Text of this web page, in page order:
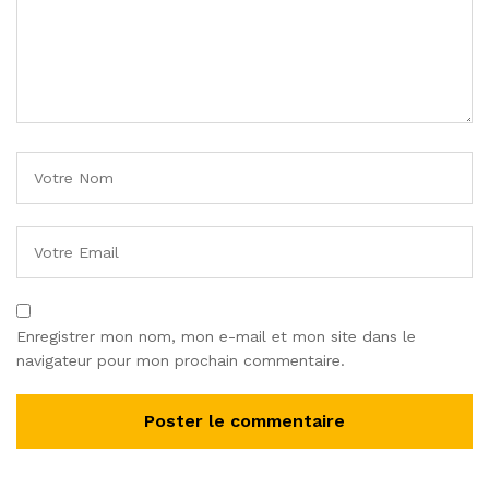
Enregistrer mon nom, mon e-mail et mon site dans le
navigateur pour mon prochain commentaire.